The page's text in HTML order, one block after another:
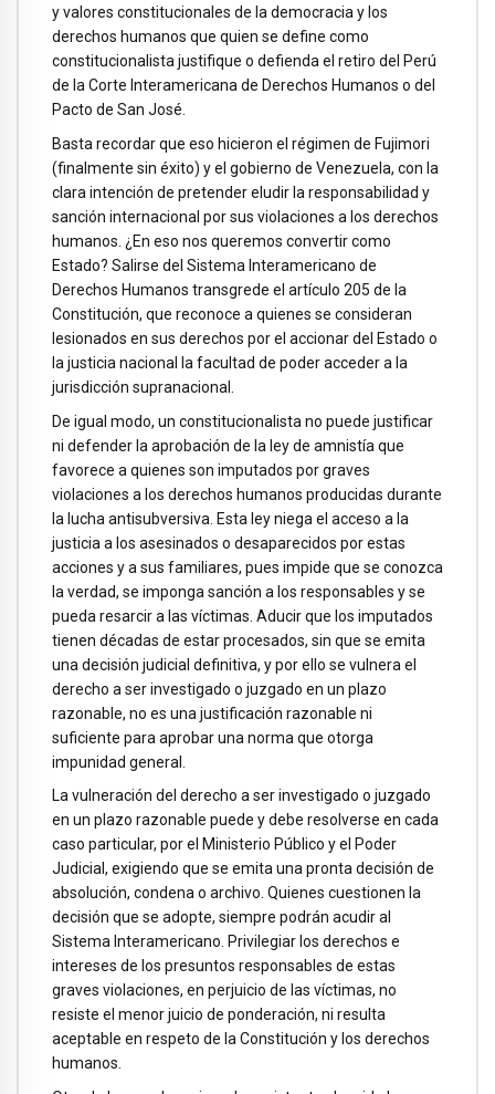
y valores constitucionales de la democracia y los
derechos humanos que quien se define como
constitucionalista justifique o defienda el retiro del Perú
de la Corte Interamericana de Derechos Humanos o del
Pacto de San José.
Basta recordar que eso hicieron el régimen de Fujimori
(finalmente sin éxito) y el gobierno de Venezuela, con la
clara intención de pretender eludir la responsabilidad y
sanción internacional por sus violaciones a los derechos
humanos. ¿En eso nos queremos convertir como
Estado? Salirse del Sistema Interamericano de
Derechos Humanos transgrede el artículo 205 de la
Constitución, que reconoce a quienes se consideran
lesionados en sus derechos por el accionar del Estado o
la justicia nacional la facultad de poder acceder a la
jurisdicción supranacional.
De igual modo, un constitucionalista no puede justificar
ni defender la aprobación de la ley de amnistía que
favorece a quienes son imputados por graves
violaciones a los derechos humanos producidas durante
la lucha antisubversiva. Esta ley niega el acceso a la
justicia a los asesinados o desaparecidos por estas
acciones y a sus familiares, pues impide que se conozca
la verdad, se imponga sanción a los responsables y se
pueda resarcir a las víctimas. Aducir que los imputados
tienen décadas de estar procesados, sin que se emita
una decisión judicial definitiva, y por ello se vulnera el
derecho a ser investigado o juzgado en un plazo
razonable, no es una justificación razonable ni
suficiente para aprobar una norma que otorga
impunidad general.
La vulneración del derecho a ser investigado o juzgado
en un plazo razonable puede y debe resolverse en cada
caso particular, por el Ministerio Público y el Poder
Judicial, exigiendo que se emita una pronta decisión de
absolución, condena o archivo. Quienes cuestionen la
decisión que se adopte, siempre podrán acudir al
Sistema Interamericano. Privilegiar los derechos e
intereses de los presuntos responsables de estas
graves violaciones, en perjuicio de las víctimas, no
resiste el menor juicio de ponderación, ni resulta
aceptable en respeto de la Constitución y los derechos
humanos.